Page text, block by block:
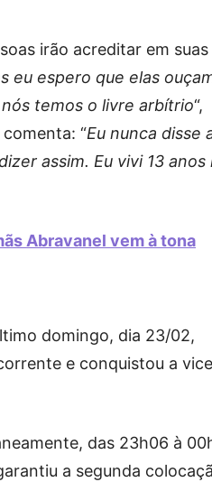
irão acreditar em suas
eu espero que elas
temos o livre arbítrio“,
“Eu nunca disse
assim. Eu vivi 13 anos
Abravanel vem à tona
domingo, dia 23/02,
e conquistou a
das 23h06 à
a segunda